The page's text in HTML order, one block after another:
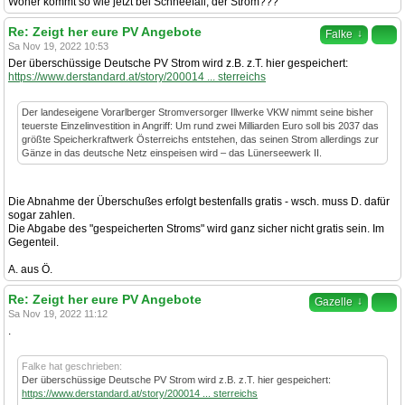
Falke ↓
Re: Zeigt her eure PV Angebote
Sa Nov 19, 2022 10:53
Der überschüssige Deutsche PV Strom wird z.B. z.T. hier gespeichert:
https://www.derstandard.at/story/200014 ... sterreichs
Der landeseigene Vorarlberger Stromversorger Illwerke VKW nimmt seine bisher
teuerste Einzelinvestition in Angriff: Um rund zwei Milliarden Euro soll bis 2037 das
größte Speicherkraftwerk Österreichs entstehen, das seinen Strom allerdings zur
Gänze in das deutsche Netz einspeisen wird – das Lünerseewerk II.
Die Abnahme der Überschußes erfolgt bestenfalls gratis - wsch. muss D. dafür
sogar zahlen.
Die Abgabe des "gespeicherten Stroms" wird ganz sicher nicht gratis sein. Im
Gegenteil.
A. aus Ö.
Gazelle ↓
Re: Zeigt her eure PV Angebote
Sa Nov 19, 2022 11:12
.
Falke hat geschrieben:
Der überschüssige Deutsche PV Strom wird z.B. z.T. hier gespeichert:
https://www.derstandard.at/story/200014 ... sterreichs